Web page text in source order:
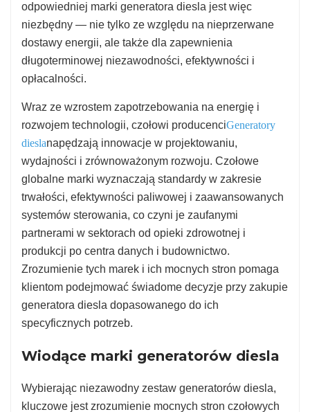
odpowiedniej marki generatora diesla jest więc
niezbędny — nie tylko ze względu na nieprzerwane
dostawy energii, ale także dla zapewnienia
długoterminowej niezawodności, efektywności i
opłacalności.
Wraz ze wzrostem zapotrzebowania na energię i
rozwojem technologii, czołowi producenciGeneratory
dieslanapędzają innowacje w projektowaniu,
wydajności i zrównoważonym rozwoju. Czołowe
globalne marki wyznaczają standardy w zakresie
trwałości, efektywności paliwowej i zaawansowanych
systemów sterowania, co czyni je zaufanymi
partnerami w sektorach od opieki zdrowotnej i
produkcji po centra danych i budownictwo.
Zrozumienie tych marek i ich mocnych stron pomaga
klientom podejmować świadome decyzje przy zakupie
generatora diesla dopasowanego do ich
specyficznych potrzeb.
Wiodące marki generatorów diesla
Wybierając niezawodny zestaw generatorów diesla,
kluczowe jest zrozumienie mocnych stron czołowych